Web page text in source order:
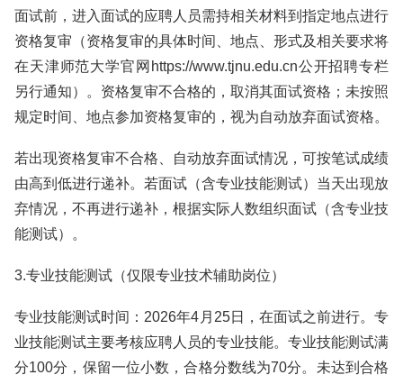
面试前，进入面试的应聘人员需持相关材料到指定地点进行
资格复审（资格复审的具体时间、地点、形式及相关要求将
在天津师范大学官网https://www.tjnu.edu.cn公开招聘专栏
另行通知）。资格复审不合格的，取消其面试资格；未按照
规定时间、地点参加资格复审的，视为自动放弃面试资格。
若出现资格复审不合格、自动放弃面试情况，可按笔试成绩
由高到低进行递补。若面试（含专业技能测试）当天出现放
弃情况，不再进行递补，根据实际人数组织面试（含专业技
能测试）。
3.专业技能测试（仅限专业技术辅助岗位）
专业技能测试时间：2026年4月25日，在面试之前进行。专
业技能测试主要考核应聘人员的专业技能。专业技能测试满
分100分，保留一位小数，合格分数线为70分。未达到合格